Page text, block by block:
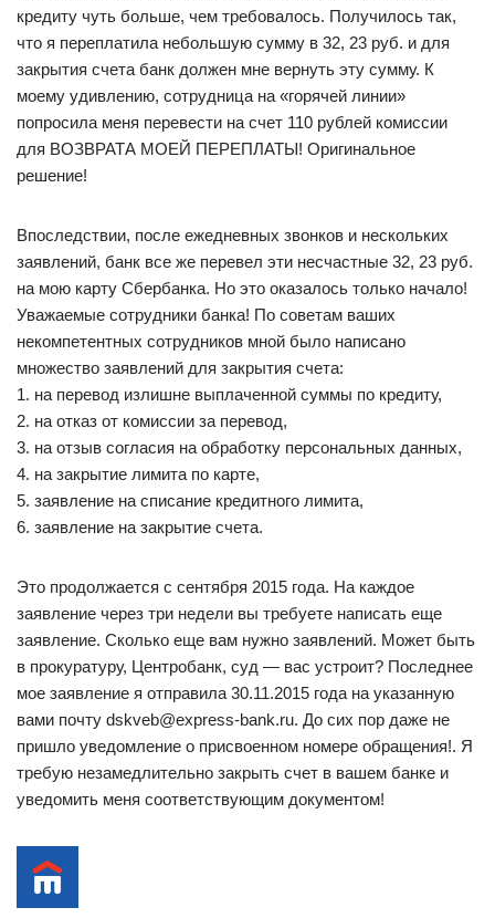
кредиту чуть больше, чем требовалось. Получилось так,
что я переплатила небольшую сумму в 32, 23 руб. и для
закрытия счета банк должен мне вернуть эту сумму. К
моему удивлению, сотрудница на «горячей линии»
попросила меня перевести на счет 110 рублей комиссии
для ВОЗВРАТА МОЕЙ ПЕРЕПЛАТЫ! Оригинальное
решение!
Впоследствии, после ежедневных звонков и нескольких
заявлений, банк все же перевел эти несчастные 32, 23 руб.
на мою карту Сбербанка. Но это оказалось только начало!
Уважаемые сотрудники банка! По советам ваших
некомпетентных сотрудников мной было написано
множество заявлений для закрытия счета:
1. на перевод излишне выплаченной суммы по кредиту,
2. на отказ от комиссии за перевод,
3. на отзыв согласия на обработку персональных данных,
4. на закрытие лимита по карте,
5. заявление на списание кредитного лимита,
6. заявление на закрытие счета.
Это продолжается с сентября 2015 года. На каждое
заявление через три недели вы требуете написать еще
заявление. Сколько еще вам нужно заявлений. Может быть
в прокуратуру, Центробанк, суд — вас устроит? Последнее
мое заявление я отправила 30.11.2015 года на указанную
вами почту dskveb@express-bank.ru. До сих пор даже не
пришло уведомление о присвоенном номере обращения!. Я
требую незамедлительно закрыть счет в вашем банке и
уведомить меня соответствующим документом!